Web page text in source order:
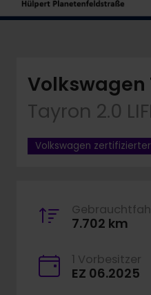
Volkswagen
Tayron 2.0
Volkswagen
7.702 km
1 Vorbesitzer
EZ 06.2025